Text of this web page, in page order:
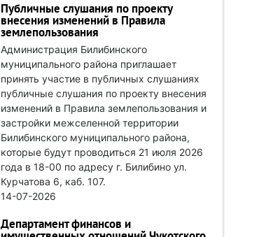
Публичные слушания по проекту
внесения изменений в Правила
землепользования
Администрация Билибинского
муниципального района приглашает
принять участие в публичных слушаниях
публичные слушания по проекту внесения
изменений в Правила землепользования и
застройки межселенной территории
Билибинского муниципального района,
которые будут проводиться 21 июля 2026
года в 18-00 по адресу г. Билибино ул.
Курчатова 6, каб. 107.
14-07-2026
Департамент финансов и